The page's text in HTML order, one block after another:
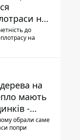
на
до
на
на
мають
-
обрали саме
попри